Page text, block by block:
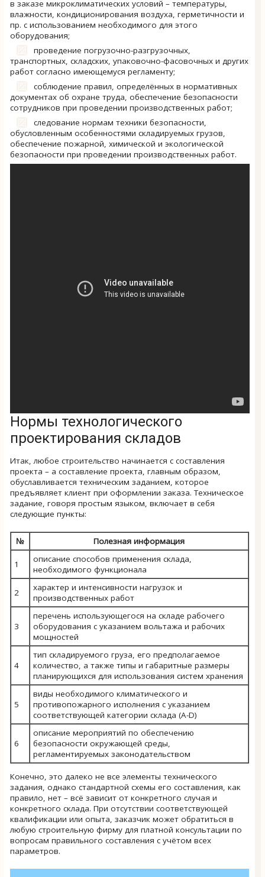
в заказе микроклиматических условий – температуры,
влажности, кондиционирования воздуха, герметичности и
пр. с использованием необходимого для этого
оборудования;
проведение погрузочно-разгрузочных,
транспортных, складских, упаковочно-фасовочных и других
работ согласно имеющемуся регламенту;
соблюдение правил, определённых в нормативных
документах об охране труда, обеспечение безопасности
сотрудников при проведении производственных работ;
следование нормам техники безопасности,
обусловленным особенностями складируемых грузов,
обеспечение пожарной, химической и экологической
безопасности при проведении производственных работ.
Нормы технологического
проектирования складов
Итак, любое строительство начинается с составления
проекта – а составление проекта, главным образом,
обуславливается техническим заданием, которое
предъявляет клиент при оформлении заказа. Техническое
задание, говоря простым языком, включает в себя
следующие пункты:
№ Полезная информация
1
описание способов применения склада,
необходимого функционала
2
характер и интенсивности нагрузок и
производственных работ
3
перечень использующегося на складе рабочего
оборудования с указанием вольтажа и рабочих
мощностей
4
тип складируемого груза, его предполагаемое
количество, а также типы и габаритные размеры
планирующихся для использования систем хранения
5
виды необходимого климатического и
противопожарного исполнения с указанием
соответствующей категории склада (A-D)
6
описание мероприятий по обеспечению
безопасности окружающей среды,
регламентируемых законодательством
Конечно, это далеко не все элементы технического
задания, однако стандартной схемы его составления, как
правило, нет – всё зависит от конкретного случая и
конкретного склада. При отсутствии соответствующей
квалификации или опыта, заказчик может обратиться в
любую строительную фирму для платной консультации по
вопросам правильного составления с учётом всех
параметров.